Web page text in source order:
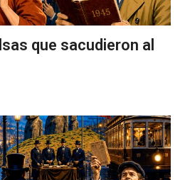
que sacudieron al